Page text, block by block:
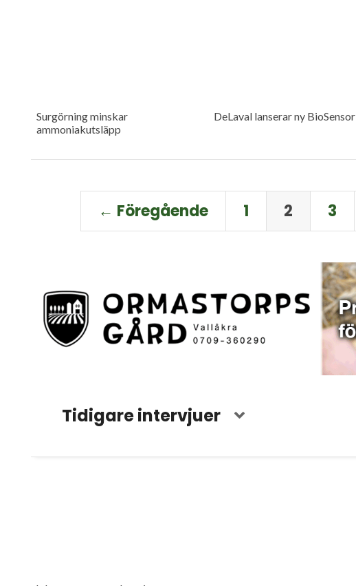
Surgörning minskar
ammoniakutsläpp
DeLaval lanserar ny BioSensor
← Föregående 1 2 3
Tidigare intervjuer